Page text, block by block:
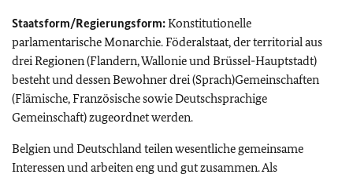
Staatsform/Regierungsform:Konstitutionelle
parlamentarische Monarchie. Föderalstaat, der territorial aus
drei Regionen (Flandern, Wallonie und Brüssel-Hauptstadt)
besteht und dessen Bewohner drei (Sprach)Gemeinschaften
(Flämische, Französische sowie Deutschsprachige
Gemeinschaft) zugeordnet werden.
Belgien und Deutschland teilen wesentliche gemeinsame
Interessen und arbeiten eng und gut zusammen. Als